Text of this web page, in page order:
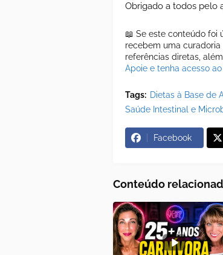
Obrigado a todos pelo
📖 Se este conteúdo foi
recebem uma
referências diretas,
Apoie e tenha acesso
Tags: Dietas à Base de
Saúde Intestinal e
Facebook
Conteúdo